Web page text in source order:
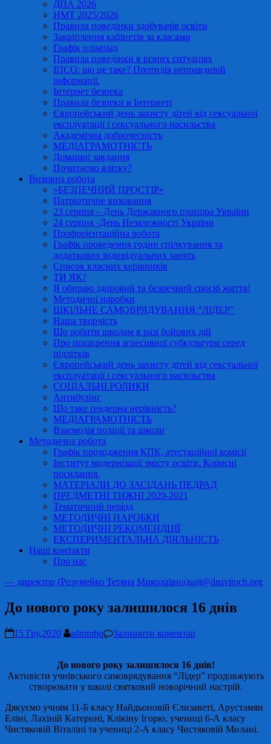
ДПА 2026
НМТ 2025/2026
Правила поведінки здобувачів освіти
Закріплення кабінетів за класами
Графік олімпіад
Правила поведінки в різних ситуаціях
ІПСО: що це таке? Протидія неправдивій
інформації.
Інтернет безпека
Правила безпеки в Інтернеті
Європейський день захисту дітей від сексуальної
експлуатації і сексуального насильства
Академічна доброчесність
МЕДІАГРАМОТНІСТЬ
Домашні завдання
Почитаємо влітку?
Виховна робота
«БЕЗПЕЧНИЙ ПРОСТІР»
Патріотичне виховання
23 серпня – День Державного прапора України
24 серпня -День Незалежності України
Профорієнтаційна робота
Графік проведення годин спілкування та
додаткових індивідуальних занять
Список класних керівників
ТИ ЯК?
Я обираю здоровий та безпечний спосіб життя!
Методичні наробки
ШКІЛЬНЕ САМОВРЯДУВАННЯ “ЛІДЕР”
Наша творчість
Що робити школам в разі бойових дій
Про поширення агресивної субкультури серед
підлітків
Європейський день захисту дітей від сексуальної
експлуатації і сексуального насильства
СОЦІАЛЬНІ РОЛИКИ
Антибулінг
Що таке ґендерна нерівність?
МЕДІАГРАМОТНІСТЬ
Взаємодія поліції та школи
Методична робота
Графік проходження КПК, атестаційної комісії
Інститут модернізації змісту освіти. Корисні
посилання.
МАТЕРІАЛИ ДО ЗАСІДАНЬ ПЕДРАД
ПРЕДМЕТНІ ТИЖНІ 2020-2021
Тематичний період
МЕТОДИЧНІ НАРОБКИ
МЕТОДИЧНІ РЕКОМЕНДЦІЇ
ЕКСПЕРИМЕНТАЛЬНА ДІЯЛЬНІСТЬ
Наші контакти
Про нас
— директор (Розумейко Тетяна Миколаївна)sajt@dnsvitoch.org
До нового року залишилося 16 днів
15 Гру,2020 adminhq Залишити коментар
До нового року залишилося 16 днів!
Активісти учнівського самоврядування “Лідер” продовжують
створювати у школі святковий новорічний настрій.
Дякуємо учням 11-Б класу Найдьоновій Єлизаветі, Арустамян
Еліні, Лахіній Катерині, Клікіну Ігорю, учениці 6-А класу
Чистяковій Віталіні та учениці 2-А класу Чистяковій Милані.